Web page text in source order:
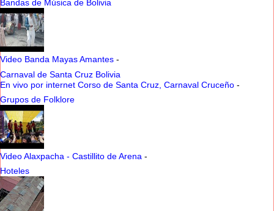
Bandas de Música de Bolivia
Video Banda Mayas Amantes -
Carnaval de Santa Cruz Bolivia
En vivo por internet Corso de Santa Cruz, Carnaval Cruceño -
Grupos de Folklore
Video Alaxpacha - Castillito de Arena -
Hoteles